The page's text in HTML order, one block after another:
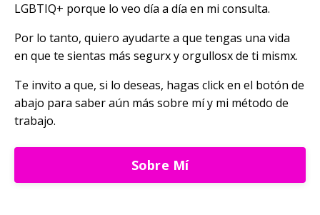
LGBTIQ+ porque lo veo día a día en mi consulta.
Por lo tanto, quiero ayudarte a que tengas una vida
en que te sientas más segurx y orgullosx de ti mismx.
Te invito a que, si lo deseas, hagas click en el botón de
abajo para saber aún más sobre mí y mi método de
trabajo.
Sobre Mí